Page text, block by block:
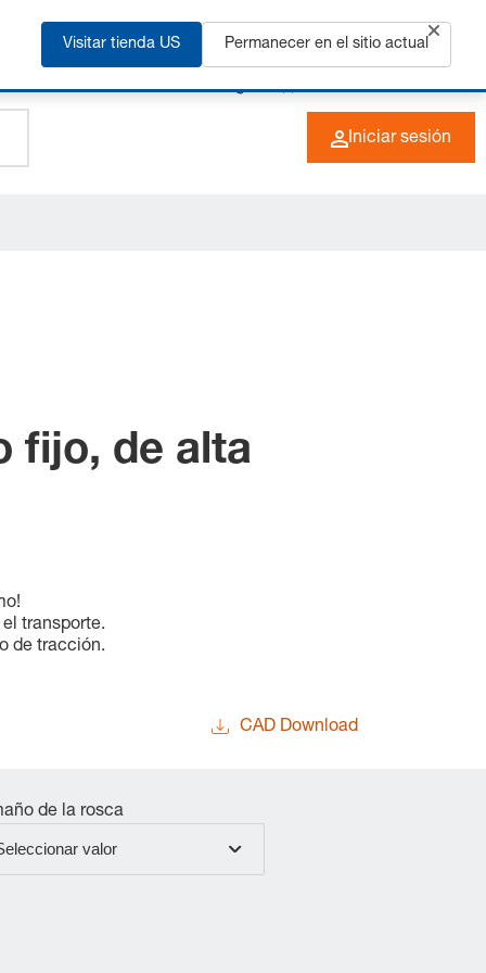
+49 (0) 6266 73-0 ES
Iniciar sesión
fijo, de alta
transporte.
de tracción.
CAD Download
de la rosca
valor
Visitar tienda US Permanecer en el sitio actual